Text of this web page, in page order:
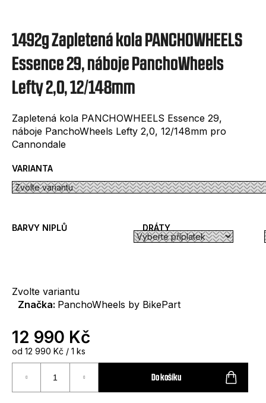
1492g Zapletená kola PANCHOWHEELS
Essence 29, náboje PanchoWheels
Lefty 2,0, 12/148mm
Zapletená kola PANCHOWHEELS Essence 29,
náboje PanchoWheels Lefty 2,0, 12/148mm pro
Cannondale
VARIANTA
BARVY NIPLŮ DRÁTY
Zvolte variantu
Značka: PanchoWheels by BikePart
12 990 Kč
Měrná
cena:
od 12 990 Kč / 1 ks
Do košíku
e
n
a
í
t
?
o
r
u
č